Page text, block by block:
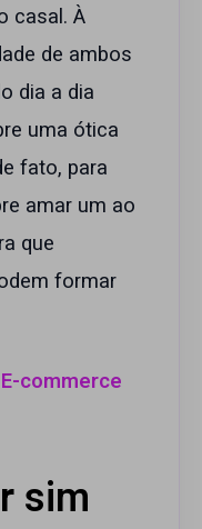
casal. À
de ambos
dia a dia
uma ótica
fato, para
amar um ao
que
formar
E-commerce
sim